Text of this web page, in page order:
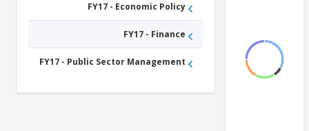
FY17 - Economic Policy
FY17 - Finance
FY17 - Public Sector Management